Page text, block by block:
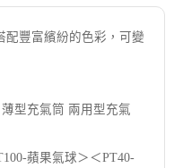
配豐富繽紛的色彩，可變
型充氣筒 兩用型充氣
蘋果氣球＞＜PT40-